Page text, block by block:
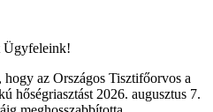
Ügyfeleink!
az Országos Tisztifőorvos a
hőségriasztást 2026. augusztus 7.